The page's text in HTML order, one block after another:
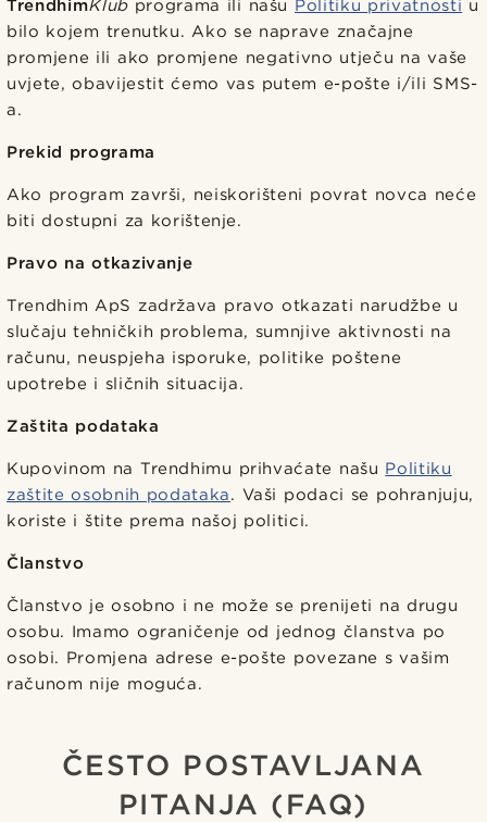
TrendhimKlubprograma ili našu Politiku privatnosti u
bilo kojem trenutku. Ako se naprave značajne
promjene ili ako promjene negativno utječu na vaše
uvjete, obavijestit ćemo vas putem e-pošte i/ili SMS-
a.
Prekid programa
Ako program završi, neiskorišteni povrat novca neće
biti dostupni za korištenje.
Pravo na otkazivanje
Trendhim ApS zadržava pravo otkazati narudžbe u
slučaju tehničkih problema, sumnjive aktivnosti na
računu, neuspjeha isporuke, politike poštene
upotrebe i sličnih situacija.
Zaštita podataka
Kupovinom na Trendhimu prihvaćate našu Politiku
zaštite osobnih podataka. Vaši podaci se pohranjuju,
koriste i štite prema našoj politici.
Članstvo
Članstvo je osobno i ne može se prenijeti na drugu
osobu. Imamo ograničenje od jednog članstva po
osobi. Promjena adrese e-pošte povezane s vašim
računom nije moguća.
ČESTO POSTAVLJANA
PITANJA (FAQ)